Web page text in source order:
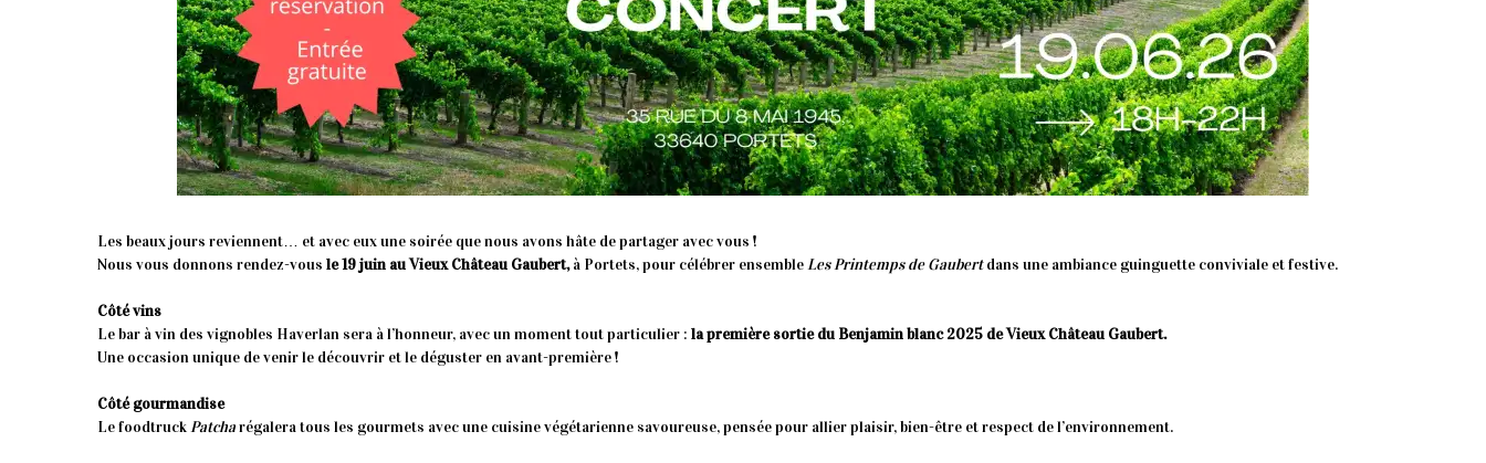
Les beaux jours reviennent… et avec eux une soirée que nous avons hâte de partager avec vous !
Nous vous donnons rendez-vous le 19 juin au Vieux Château Gaubert,à Portets, pour célébrer ensembleLes Printemps de Gaubertdans une ambiance guinguette conviviale et festive.
Côté vins
Le bar à vin des vignobles Haverlan sera à l’honneur, avec un moment tout particulier : la première sortie du Benjamin blanc 2025 de Vieux Château Gaubert.
Une occasion unique de venir le découvrir et le déguster en avant-première !
Côté gourmandise
Le foodtruckPatcharégalera tous les gourmets avec une cuisine végétarienne savoureuse, pensée pour allier plaisir, bien-être et respect de l’environnement.